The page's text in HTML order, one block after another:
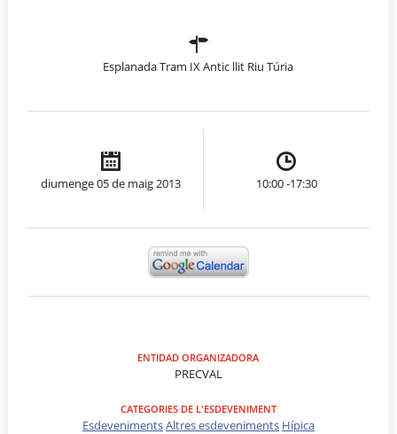
Esplanada Tram IX Antic llit Riu Túria
diumenge 05 de maig 2013 10:00 -17:30
ENTIDAD ORGANIZADORA
PRECVAL
CATEGORIES DE L'ESDEVENIMENT
EsdevenimentsAltres esdeveniments Hípica